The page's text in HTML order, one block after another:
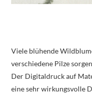
Viele blühende
verschiedene Pilze
Der Digitaldruck auf
eine sehr wirkungsvolle